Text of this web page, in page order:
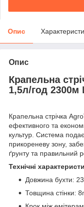
Опис
Опис
Крапельна
1,5л/год 2300м
Крапельна стрічка
ефективного та
культур. Система
прикореневу зону,
ґрунту та правильний
Технічні
Довжина бухти:
Товщина стінки: